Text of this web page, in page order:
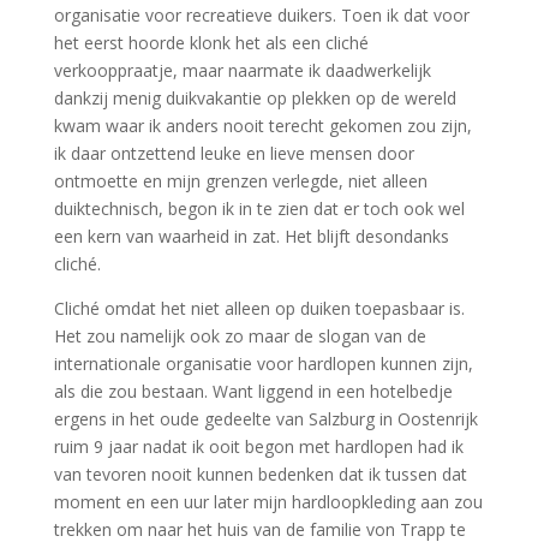
organisatie voor recreatieve duikers. Toen ik dat voor
het eerst hoorde klonk het als een cliché
verkooppraatje, maar naarmate ik daadwerkelijk
dankzij menig duikvakantie op plekken op de wereld
kwam waar ik anders nooit terecht gekomen zou zijn,
ik daar ontzettend leuke en lieve mensen door
ontmoette en mijn grenzen verlegde, niet alleen
duiktechnisch, begon ik in te zien dat er toch ook wel
een kern van waarheid in zat. Het blijft desondanks
cliché.
Cliché omdat het niet alleen op duiken toepasbaar is.
Het zou namelijk ook zo maar de slogan van de
internationale organisatie voor hardlopen kunnen zijn,
als die zou bestaan. Want liggend in een hotelbedje
ergens in het oude gedeelte van Salzburg in Oostenrijk
ruim 9 jaar nadat ik ooit begon met hardlopen had ik
van tevoren nooit kunnen bedenken dat ik tussen dat
moment en een uur later mijn hardloopkleding aan zou
trekken om naar het huis van de familie von Trapp te